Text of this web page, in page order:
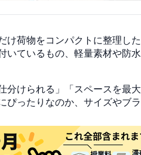
け荷物をコンパクトに整理し
ているもの、軽量素材や防
分けられる」「スペースを
ったりなのか、サイズやブ